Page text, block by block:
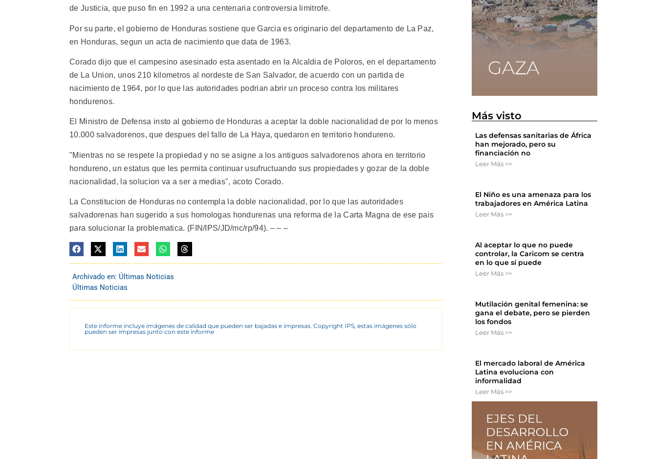
de Justicia, que puso fin en 1992 a una centenaria controversia limitrofe.
Por su parte, el gobierno de Honduras sostiene que Garcia es originario del departamento de La Paz,
en Honduras, segun un acta de nacimiento que data de 1963.
Corado dijo que el campesino asesinado esta asentado en la Alcaldia de Poloros, en el departamento
de La Union, unos 210 kilometros al nordeste de San Salvador, de acuerdo con un partida de
nacimiento de 1964, por lo que las autoridades podrian abrir un proceso contra los militares
hondurenos.
El Ministro de Defensa insto al gobierno de Honduras a aceptar la doble nacionalidad de por lo menos
10.000 salvadorenos, que despues del fallo de La Haya, quedaron en territorio hondureno.
"Mientras no se respete la propiedad y no se asigne a los antiguos salvadorenos ahora en territorio
hondureno, un estatus que les permita continuar usufructuando sus propiedades y gozar de la doble
nacionalidad, la solucion va a ser a medias", acoto Corado.
La Constitucion de Honduras no contempla la doble nacionalidad, por lo que las autoridades
salvadorenas han sugerido a sus homologas hondurenas una reforma de la Carta Magna de ese pais
para solucionar la problematica. (FIN/IPS/JD/mc/rp/94). – – –
Archivado en: Últimas Noticias
Últimas Noticias
Este informe incluye imágenes de calidad que pueden ser bajadas e impresas. Copyright IPS, estas imágenes sólo
pueden ser impresas junto con este informe
Más visto
Las defensas sanitarias de África
han mejorado, pero su
financiación no
Leer Más >>
El Niño es una amenaza para los
trabajadores en América Latina
Leer Más >>
Al aceptar lo que no puede
controlar, la Caricom se centra
en lo que sí puede
Leer Más >>
Mutilación genital femenina: se
gana el debate, pero se pierden
los fondos
Leer Más >>
El mercado laboral de América
Latina evoluciona con
informalidad
Leer Más >>